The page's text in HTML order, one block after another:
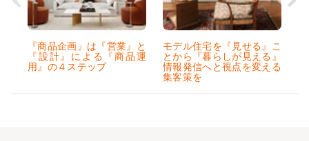
『商品企画』は『営業』と
『設計』による『商品運
用』の４ステップ
モデル住宅を『見せる』こ
とから『暮らしが見える』
情報発信へと視点を変える
集客策を